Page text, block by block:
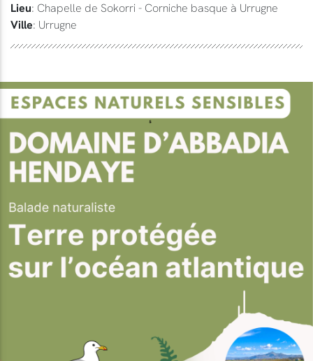
Lieu: Chapelle de Sokorri - Corniche basque à Urrugne
Ville: Urrugne